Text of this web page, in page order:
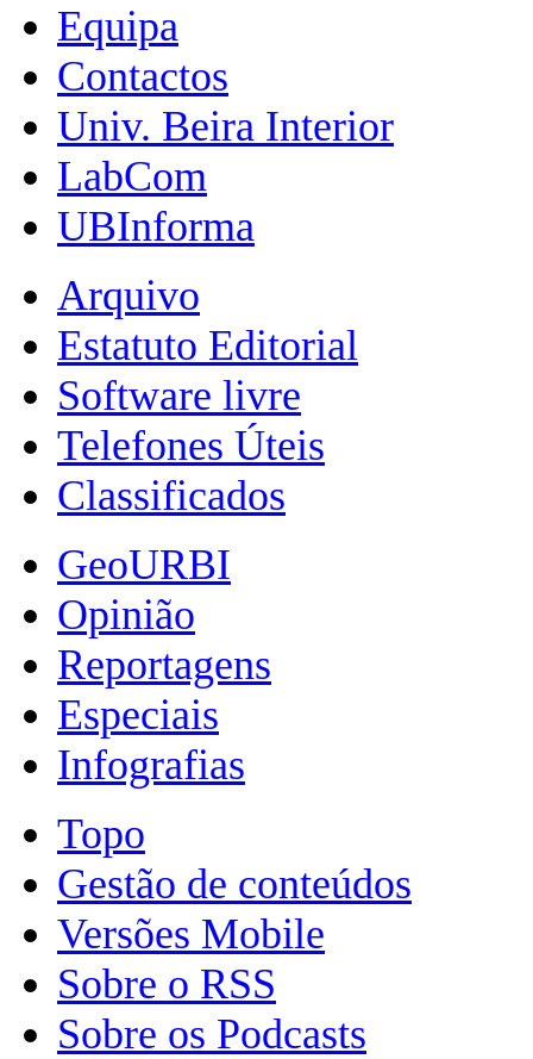
Equipa
Contactos
Univ. Beira Interior
LabCom
UBInforma
Arquivo
Estatuto Editorial
Software livre
Telefones Úteis
Classificados
GeoURBI
Opinião
Reportagens
Especiais
Infografias
Topo
Gestão de conteúdos
Versões Mobile
Sobre o RSS
Sobre os Podcasts